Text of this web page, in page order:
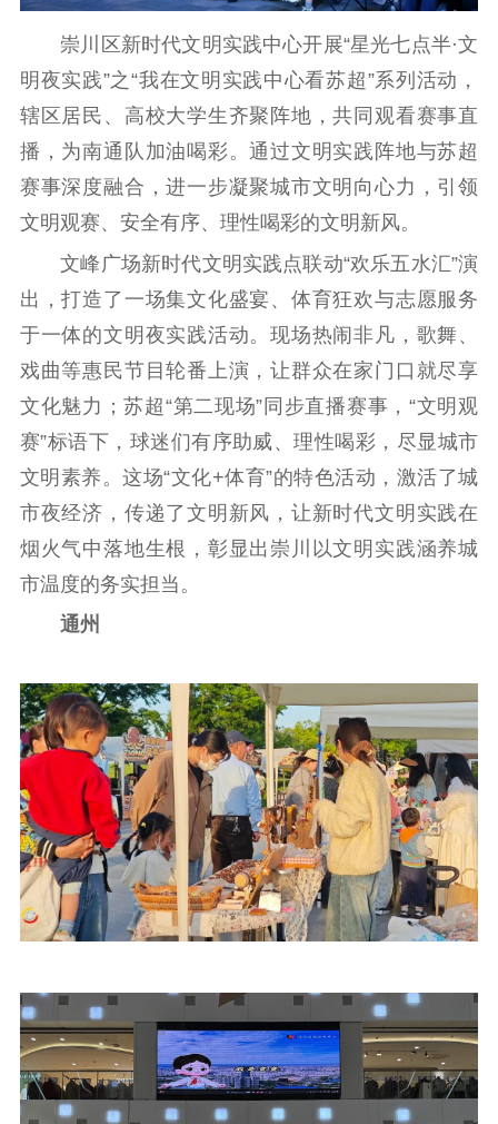
崇川区新时代文明实践中心开展“星光七点半·文
明夜实践”之“我在文明实践中心看苏超”系列活动，
辖区居民、高校大学生齐聚阵地，共同观看赛事直
播，为南通队加油喝彩。通过文明实践阵地与苏超
赛事深度融合，进一步凝聚城市文明向心力，引领
文明观赛、安全有序、理性喝彩的文明新风。
文峰广场新时代文明实践点联动“欢乐五水汇”演
出，打造了一场集文化盛宴、体育狂欢与志愿服务
于一体的文明夜实践活动。现场热闹非凡，歌舞、
戏曲等惠民节目轮番上演，让群众在家门口就尽享
文化魅力；苏超“第二现场”同步直播赛事，“文明观
赛”标语下，球迷们有序助威、理性喝彩，尽显城市
文明素养。这场“文化+体育”的特色活动，激活了城
市夜经济，传递了文明新风，让新时代文明实践在
烟火气中落地生根，彰显出崇川以文明实践涵养城
市温度的务实担当。
通州